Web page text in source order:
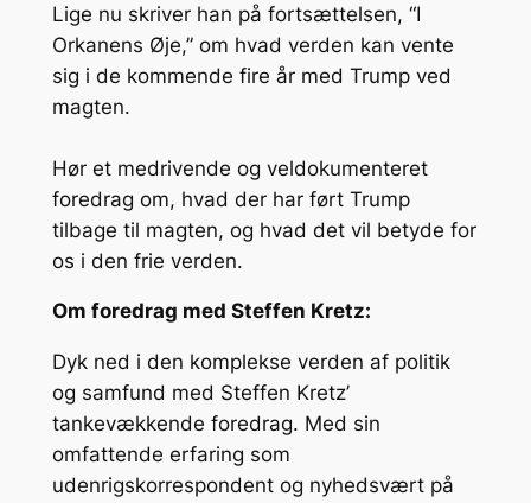
Lige nu skriver han på fortsættelsen, “I
Orkanens Øje,” om hvad verden kan vente
sig i de kommende fire år med Trump ved
magten.
Hør et medrivende og veldokumenteret
foredrag om, hvad der har ført Trump
tilbage til magten, og hvad det vil betyde for
os i den frie verden.
Om foredrag med Steffen Kretz:
Dyk ned i den komplekse verden af politik
og samfund med Steffen Kretz’
tankevækkende foredrag. Med sin
omfattende erfaring som
udenrigskorrespondent og nyhedsvært på